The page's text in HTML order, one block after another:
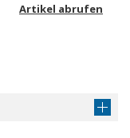
Artikel abrufen